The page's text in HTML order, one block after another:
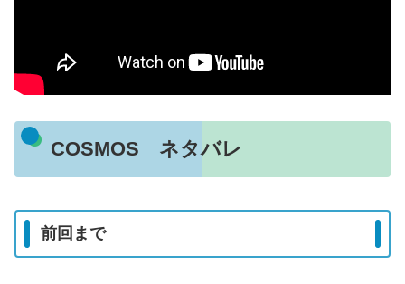
COSMOS ネタバレ
前回まで